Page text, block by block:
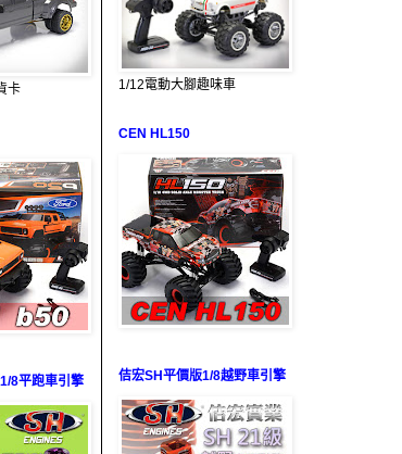
卡
8平跑車引擎
1/12電動大腳趣味車
CEN HL150
佶宏SH平價版1/8越野車引擎